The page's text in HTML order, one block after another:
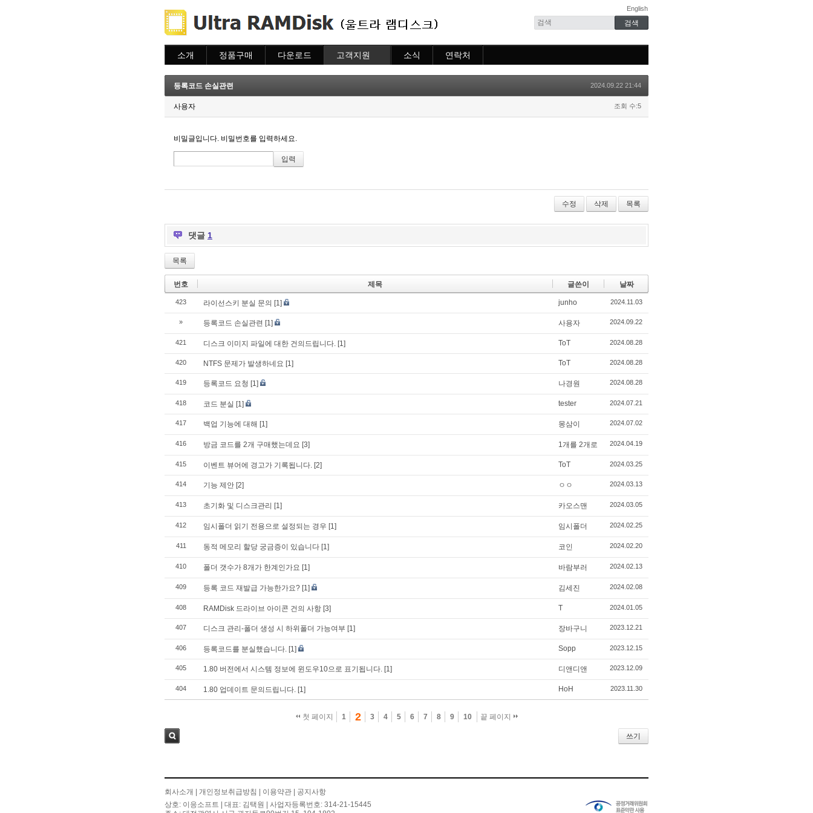
English
소개 정품구매
주문조회
이용안내
다운로드 고객지원
질문하기
소식 연락처
등록코드 손실관련
2024.09.22 21:44
사용자 조회 수:5
비밀글입니다. 비밀번호를 입력하세요.
수정 삭제 목록
댓글 1
목록
번호 제목 글쓴이 날짜
423 라이선스키 분실 문의 [1] junho 2024.11.03
» 등록코드 손실관련 [1] 사용자 2024.09.22
421 디스크 이미지 파일에 대한 건의드립니다. [1] ToT 2024.08.28
420 NTFS 문제가 발생하네요 [1] ToT 2024.08.28
419 등록코드 요청 [1] 나경원 2024.08.28
418 코드 분실 [1] tester 2024.07.21
417 백업 기능에 대해 [1] 몽삼이 2024.07.02
416 방금 코드를 2개 구매했는데요 [3] 1개를 2개로 2024.04.19
415 이벤트 뷰어에 경고가 기록됩니다. [2] ToT 2024.03.25
414 기능 제안 [2] ㅇㅇ 2024.03.13
413 초기화 및 디스크관리 [1] 카오스맨 2024.03.05
412 임시폴더 읽기 전용으로 설정되는 경우 [1] 임시폴더 2024.02.25
411 동적 메모리 할당 궁금증이 있습니다 [1] 코인 2024.02.20
410 폴더 갯수가 8개가 한계인가요 [1] 바람부러 2024.02.13
409 등록 코드 재발급 가능한가요? [1] 김세진 2024.02.08
408 RAMDisk 드라이브 아이콘 건의 사항 [3] T 2024.01.05
407 디스크 관리-폴더 생성 시 하위폴더 가능여부 [1] 장바구니 2023.12.21
406 등록코드를 분실했습니다. [1] Sopp 2023.12.15
405 1.80 버전에서 시스템 정보에 윈도우10으로 표기됩니다. [1] 디앤디앤 2023.12.09
404 1.80 업데이트 문의드립니다. [1] HoH 2023.11.30
첫 페이지 1 2 3 4 5 6 7 8 9 10 끝 페이지
쓰기
회사소개 개인정보취급방침 이용약관
공지사항
상호: 이응소프트 | 대표: 김택원 | 사업자등록번호: 314-21-15445